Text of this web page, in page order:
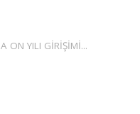
ON YILI GİRİŞİMİ...